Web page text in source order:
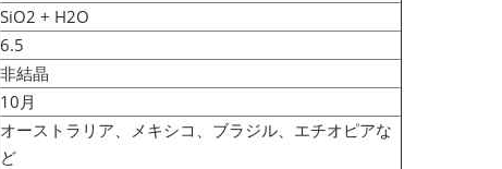
SiO2 + H2O
6.5
非結晶
10月
オーストラリア、メキシコ、ブラジル、エチオピアな
ど